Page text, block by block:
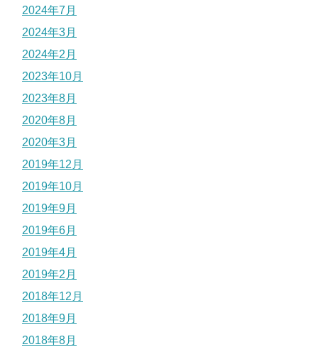
2024年7月
2024年3月
2024年2月
2023年10月
2023年8月
2020年8月
2020年3月
2019年12月
2019年10月
2019年9月
2019年6月
2019年4月
2019年2月
2018年12月
2018年9月
2018年8月